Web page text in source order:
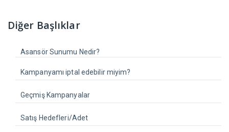
Diğer Başlıklar
Asansör Sunumu Nedir?
Kampanyamı iptal edebilir miyim?
Geçmiş Kampanyalar
Satış Hedefleri/Adet